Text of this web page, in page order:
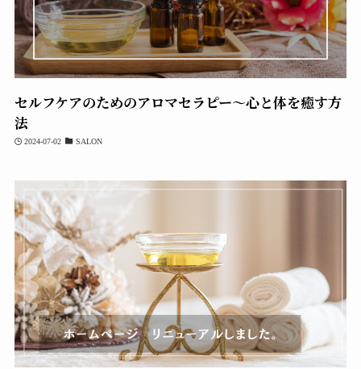
セルフケアのためのアロマセラピー～心と体を癒す方
法
2024-07-02 SALON